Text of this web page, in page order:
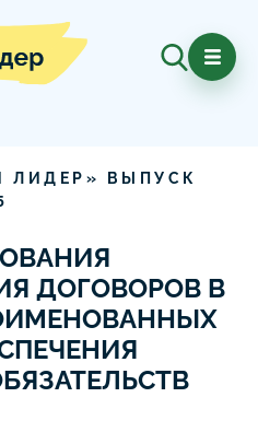
ЛИДЕР» ВЫПУСК
ДОГОВОРОВ В